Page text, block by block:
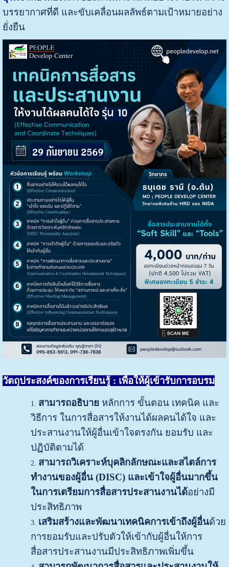
บรรยากาศที่ดี และขับเคลื่อนผลลัพธ์ตามเป้าหมายอย่าง
ยั่งยืน
วัตถุประสงค์ของการเรียนรู้ : เพื่อให้ผู้เข้ารับการอบรม
สามารถอธิบาย หลักการ ขั้นตอน เทคนิค และ
วิธีการ ในการสื่อสารให้งานได้ผลคนได้ใจ และ
ประสานงานให้ผู้อื่นเข้าใจตรงกัน ยอมรับ และ
ปฏิบัติตามได้
สามารถวิเคราะห์บุคลิกลักษณะและสไตล์การ
ทำงานของผู้อื่น (DISC) และเข้าใจผู้อื่นมากขึ้น
ในการเตรียมการสื่อสารประสานงานได้อย่างมี
ประสิทธิภาพ
เสริมสร้างและพัฒนาเทคนิคการเข้าถึงผู้อื่นด้วย
การยอมรับและปรับตัวให้เข้ากับผู้อื่นให้การ
สื่อสารประสานงานมีประสิทธิภาพเพิ่มขึ้น